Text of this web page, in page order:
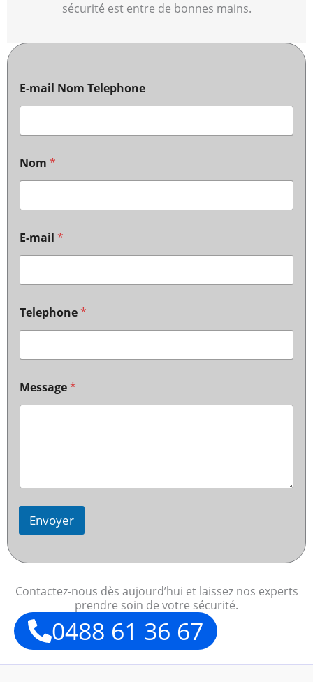
sécurité est entre de bonnes mains.
E-mail Nom Telephone
Nom *
E-mail *
Telephone*
Message*
Envoyer
Contactez-nous dès aujourd’hui et laissez nos experts
prendre soin de votre sécurité.
0488 61 36 67